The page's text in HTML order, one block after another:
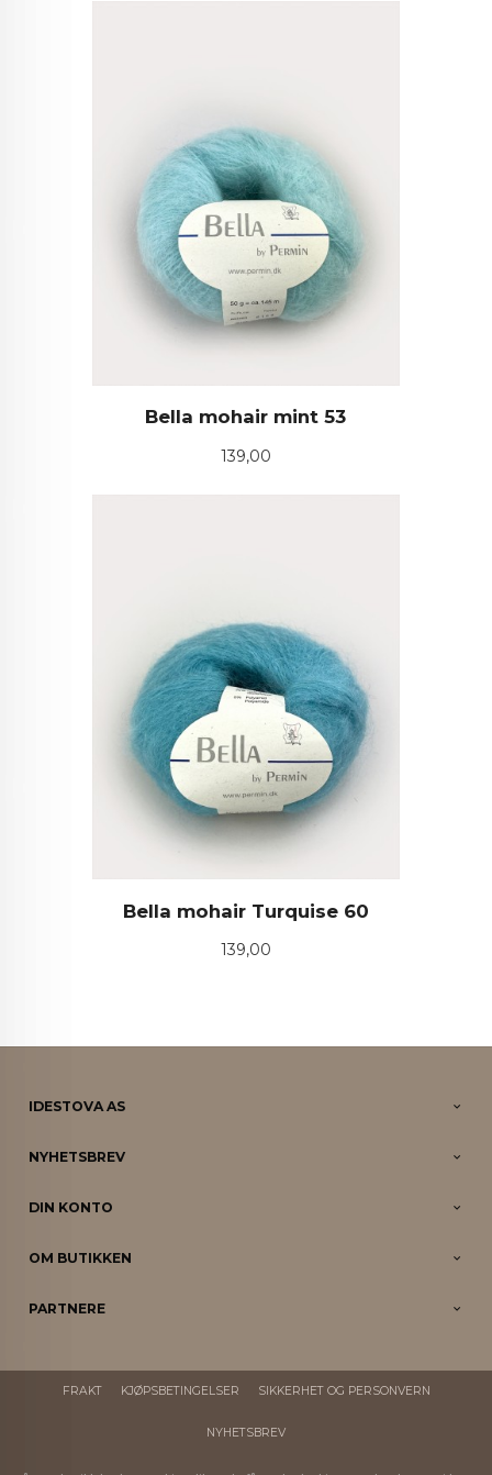
Bella mohair mint 53
Pris
139,00
Bella mohair Turquise 60
Pris
139,00
IDESTOVA AS
NYHETSBREV
DIN KONTO
OM BUTIKKEN
PARTNERE
FRAKT KJØPSBETINGELSER SIKKERHET OG PERSONVERN
NYHETSBREV